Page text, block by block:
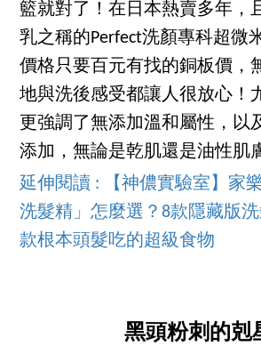
籃就對了！在日本熱賣多年，
乳之稱的Perfect洗顏專科超微
價格只要百元有找的銅板價，
地與洗後感受都讓人很放心！
更強調了無添加溫和屬性，以
添加，無論是乾肌還是油性肌
延伸閱讀 : 【神儂實驗室】家
洗髮精」怎麼選？8款隱藏版
款根本頭髮吃的超級食物
黑頭粉刺的剋